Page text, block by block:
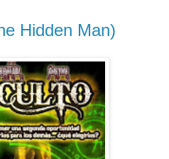
Hidden Man)